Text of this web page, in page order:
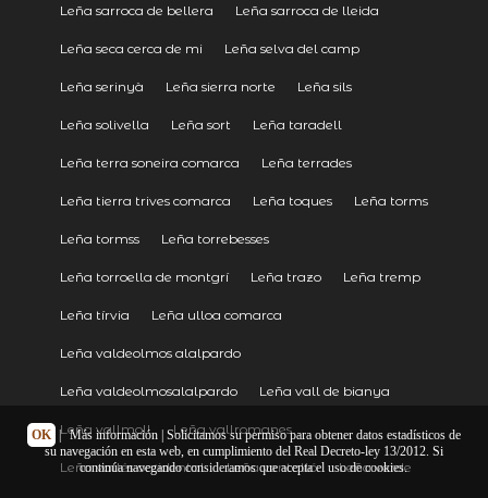
Leña sarroca de bellera Leña sarroca de lleida
Leña seca cerca de mi Leña selva del camp
Leña serinyà Leña sierra norte Leña sils
Leña solivella Leña sort Leña taradell
Leña terra soneira comarca Leña terrades
Leña tierra trives comarca Leña toques Leña torms
Leña tormss Leña torrebesses
Leña torroella de montgrí Leña trazo Leña tremp
Leña tírvia Leña ulloa comarca
Leña valdeolmos alalpardo
Leña valdeolmosalalpardo Leña vall de bianya
Leña vallmoll Leña vallromanes
Leña vallés occidental Leña ventalló Leña verde
OK | Más información| Solicitamos su permiso para obtener datos estadísticos de
su navegación en esta web, en cumplimiento del Real Decreto-ley 13/2012. Si
continúa navegando consideramos que acepta el uso de cookies.